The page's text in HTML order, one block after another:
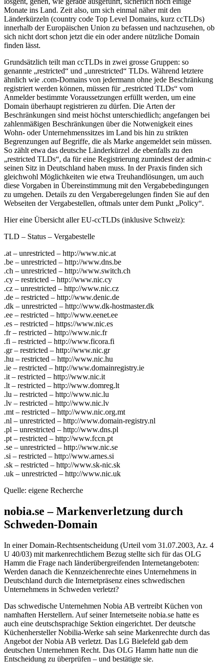
Monate ins Land. Zeit also, um sich einmal näher mit den
Länderkürzeln (country code Top Level Domains, kurz ccTLDs)
innerhalb der Europäischen Union zu befassen und nachzusehen, ob
sich nicht dort schon jetzt die ein oder andere nützliche Domain
finden lässt.
Grundsätzlich teilt man ccTLDs in zwei grosse Gruppen: so
genannte „restricted“ und „unrestricted“ TLDs. Während letztere
ähnlich wie .com-Domains von jedermann ohne jede Beschränkung
registriert werden können, müssen für „restricted TLDs“ vom
Anmelder bestimmte Voraussetzungen erfüllt werden, um eine
Domain überhaupt registrieren zu dürfen. Die Arten der
Beschränkungen sind meist höchst unterschiedlich; angefangen bei
zahlenmäßigen Beschränkungen über die Notwenigkeit eines
Wohn- oder Unternehmenssitzes im Land bis hin zu strikten
Begrenzungen auf Begriffe, die als Marke angemeldet sein müssen.
So zählt etwa das deutsche Länderkürzel .de ebenfalls zu den
„restricted TLDs“, da für eine Registrierung zumindest der admin-c
seinen Sitz in Deutschland haben muss. In der Praxis finden sich
gleichwohl Möglichkeiten wie etwa Treuhandlösungen, um auch
diese Vorgaben in Übereinstimmung mit den Vergabebedingungen
zu umgehen. Details zu den Vergaberegelungen finden Sie auf den
Webseiten der Vergabestellen, oftmals unter dem Punkt „Policy“.
Hier eine Übersicht aller EU-ccTLDs (inklusive Schweiz):
TLD – Status – Vergabestelle
.at – unrestricted – http://www.nic.at
.be – unrestricted – http://www.dns.be
.ch – unrestricted – http://www.switch.ch
.cy – restricted – http://www.nic.cy
.cz – unrestricted – http://www.nic.cz
.de – restricted – http://www.denic.de
.dk – unrestricted – http://www.dk-hostmaster.dk
.ee – restricted – http://www.eenet.ee
.es – restricted – https://www.nic.es
.fr – restricted – http://www.nic.fr
.fi – restricted – http://www.ficora.fi
.gr – restricted – http://www.nic.gr
.hu – restricted – http://www.nic.hu
.ie – restricted – http://www.domainregistry.ie
.it – restricted – http://www.nic.it
.lt – restricted – http://www.domreg.lt
.lu – restricted – http://www.nic.lu
.lv – restricted – http://www.nic.lv
.mt – restricted – http://www.nic.org.mt
.nl – unrestricted – http://www.domain-registry.nl
.pl – unrestricted – http://www.dns.pl
.pt – restricted – http://www.fccn.pt
.se – unrestricted – http://www.nic.se
.si – restricted – http://www.arnes.si
.sk – restricted – http://www.sk-nic.sk
.uk – unrestricted – http://www.nic.uk
Quelle: eigene Recherche
nobia.se – Markenverletzung durch
Schweden-Domain
In einer Domain-Rechtsentscheidung (Urteil vom 31.07.2003, Az. 4
U 40/03) mit markenrechtlichem Bezug stellte sich für das OLG
Hamm die Frage nach länderübergreifenden Internetangeboten:
Werden danach die Kennzeichenrechte eines Unternehmens in
Deutschland durch die Internetpräsenz eines schwedischen
Unternehmens in Schweden verletzt?
Das schwedische Unternehmen Nobia AB vertreibt Küchen von
namhaften Herstellern. Auf seiner Internetseite nobia.se hatte es
auch eine deutschsprachige Sektion eingerichtet. Der deutsche
Küchenhersteller Nobilia-Werke sah seine Markenrechte durch das
Angebot der Nobia AB verletzt. Das LG Bielefeld gab dem
deutschen Unternehmen Recht. Das OLG Hamm hatte nun die
Entscheidung zu überprüfen – und bestätigte sie.